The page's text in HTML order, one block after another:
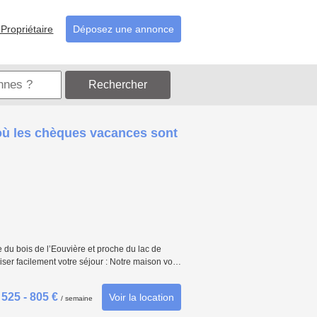
Déposez une annonce
Rechercher
les chèques vacances sont
bois de l’Eouvière et proche du lac de
facilement votre séjour : Notre maison vo…
525 - 805 € / semaine Voir la location